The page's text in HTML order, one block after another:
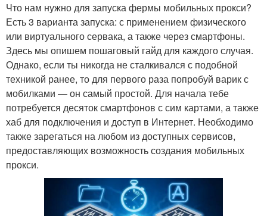
Что нам нужно для запуска фермы мобильных прокси?
Есть 3 варианта запуска: с применением физического
или виртуального сервака, а также через смартфоны.
Здесь мы опишем пошаговый гайд для каждого случая.
Однако, если ты никогда не сталкивался с подобной
техникой ранее, то для первого раза попробуй варик с
мобилками — он самый простой. Для начала тебе
потребуется десяток смартфонов с сим картами, а также
хаб для подключения и доступ в Интернет. Необходимо
также зарегаться на любом из доступных сервисов,
предоставляющих возможность создания мобильных
прокси.